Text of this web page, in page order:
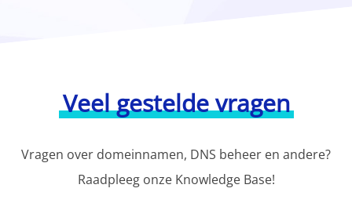
Veel gestelde vragen
Vragen over domeinnamen, DNS beheer en andere?
Raadpleeg onze Knowledge Base!